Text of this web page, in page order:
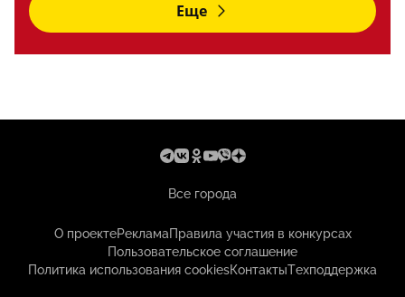
Еще
Все города
О проектеРекламаПравила участия в конкурсах
Пользовательское соглашение
Политика использования cookiesКонтактыТехподдержка